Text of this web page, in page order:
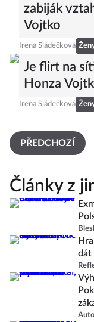
zabiják
Vojtko
Irena Sládečková
Je flirt na
Honza
Irena Sládečková
PŘEDCHOZÍ
Články z
dát